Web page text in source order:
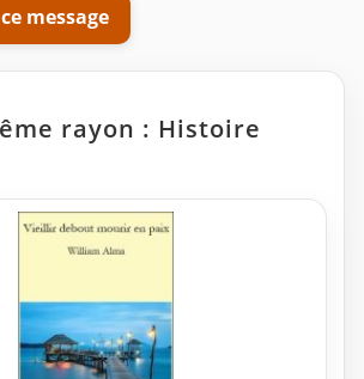
message
rayon : Histoire